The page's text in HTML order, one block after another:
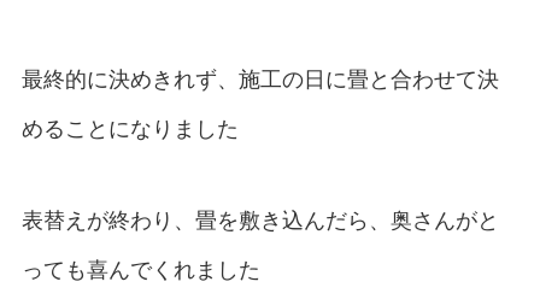
最終的に決めきれず、施工の日に畳と合わせて決
めることになりました
表替えが終わり、畳を敷き込んだら、奥さんがと
っても喜んでくれました